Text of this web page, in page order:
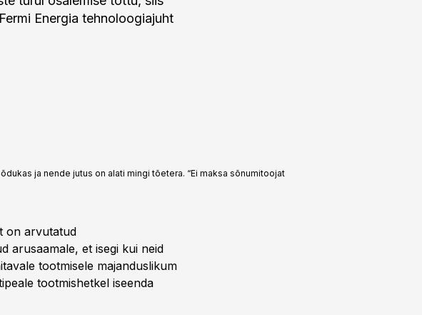
Energia tehnoloogiajuht
ja nende jutus on alati mingi tõetera. “Ei maksa sõnumitoojat
on arvutatud
arusaamale, et isegi kui neid
tootmisele majanduslikum
tootmishetkel iseenda